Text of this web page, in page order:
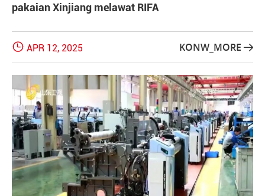
pakaian Xinjiang melawat RIFA
 APR 12, 2025 KONW_MORE 